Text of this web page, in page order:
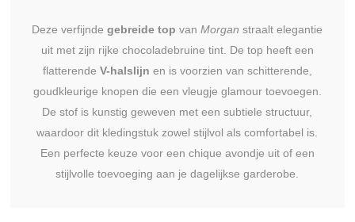
Deze verfijndegebreide top vanMorgan straalt elegantie
uit met zijn rijke chocoladebruine tint. De top heeft een
flatterende V-halslijn en is voorzien van schitterende,
goudkleurige knopen die een vleugje glamour toevoegen.
De stof is kunstig geweven met een subtiele structuur,
waardoor dit kledingstuk zowel stijlvol als comfortabel is.
Een perfecte keuze voor een chique avondje uit of een
stijlvolle toevoeging aan je dagelijkse garderobe.